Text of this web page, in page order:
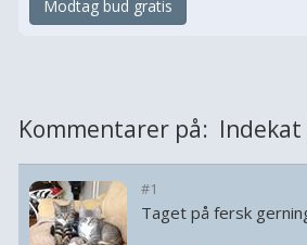
Modtag bud gratis
Kommentarer på: Indekat
#1
Taget på fersk